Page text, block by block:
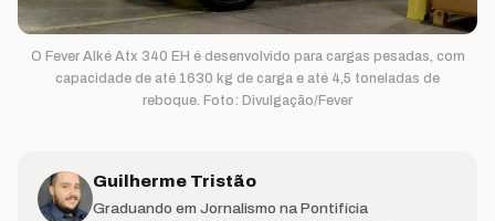
O Fever Alké Atx 340 EH é desenvolvido para cargas pesadas, com
capacidade de até 1630 kg de carga e até 4,5 toneladas de
reboque. Foto: Divulgação/Fever
Guilherme Tristão
Graduando em Jornalismo na Pontifícia